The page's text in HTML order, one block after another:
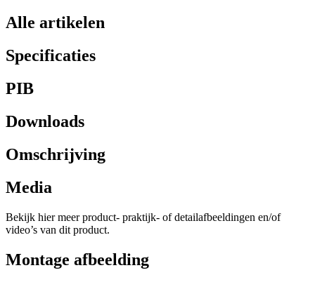
Alle artikelen
Specificaties
PIB
Downloads
Omschrijving
Media
Bekijk hier meer product- praktijk- of detailafbeeldingen en/of
video’s van dit product.
Montage afbeelding